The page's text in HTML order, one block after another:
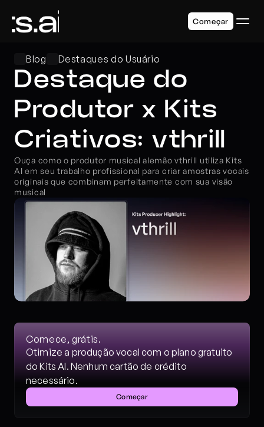
Começar
Blog Destaques do Usuário
Destaque do
Produtor x Kits
Criativos: vthrill
Ouça como o produtor musical alemão vthrill utiliza Kits
AI em seu trabalho profissional para criar amostras vocais
originais que combinam perfeitamente com sua visão
musical
Comece, grátis.
Otimize a produção vocal com o plano gratuito
do Kits AI. Nenhum cartão de crédito
necessário.
Começar